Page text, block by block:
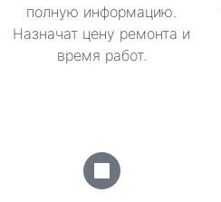
полную информацию.
Назначат цену ремонта и
время работ.